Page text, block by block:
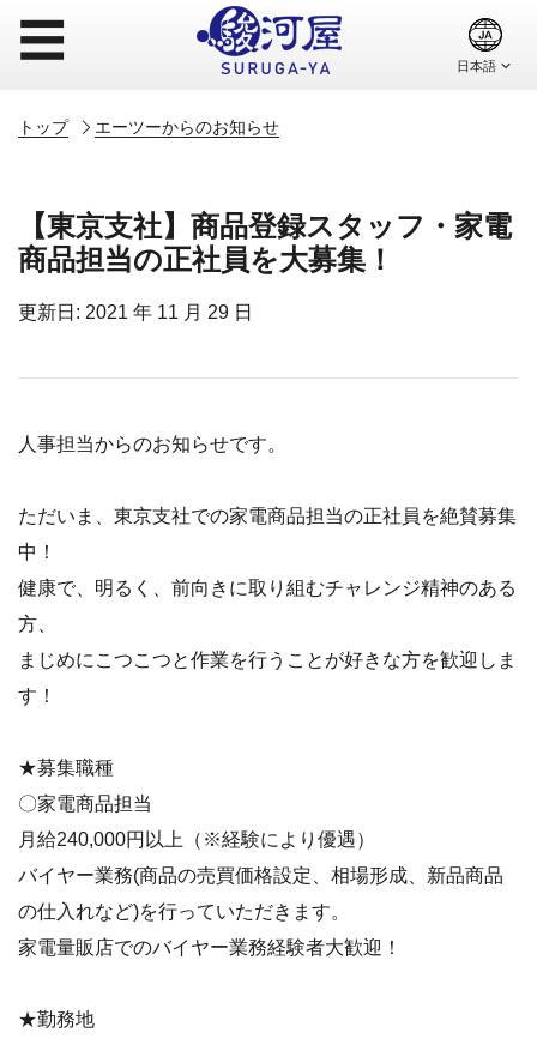
☰
トップ エーツーからのお知らせ
【東京支社】商品登録スタッフ・家電
商品担当の正社員を大募集！
更新日: 2021 年 11 月 29 日
人事担当からのお知らせです。
ただいま、東京支社での家電商品担当の正社員を絶賛募集
中！
健康で、明るく、前向きに取り組むチャレンジ精神のある
方、
まじめにこつこつと作業を行うことが好きな方を歓迎しま
す！
★募集職種
〇家電商品担当
月給240,000円以上（※経験により優遇）
バイヤー業務(商品の売買価格設定、相場形成、新品商品
の仕入れなど)を行っていただきます。
家電量販店でのバイヤー業務経験者大歓迎！
★勤務地